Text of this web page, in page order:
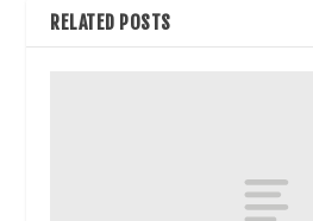
RELATED POSTS